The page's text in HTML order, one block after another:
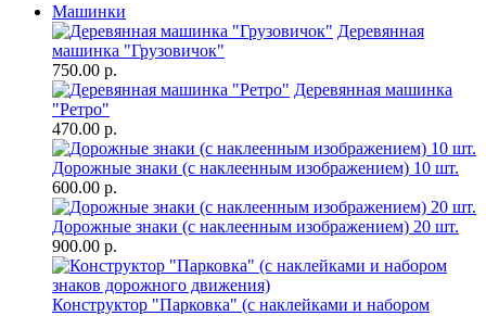
Машинки
Деревянная
машинка "Грузовичок"
750.00 р.
Деревянная машинка
"Ретро"
470.00 р.
Дорожные знаки (с наклеенным изображением) 10 шт.
600.00 р.
Дорожные знаки (с наклеенным изображением) 20 шт.
900.00 р.
Конструктор "Парковка" (с наклейками и набором